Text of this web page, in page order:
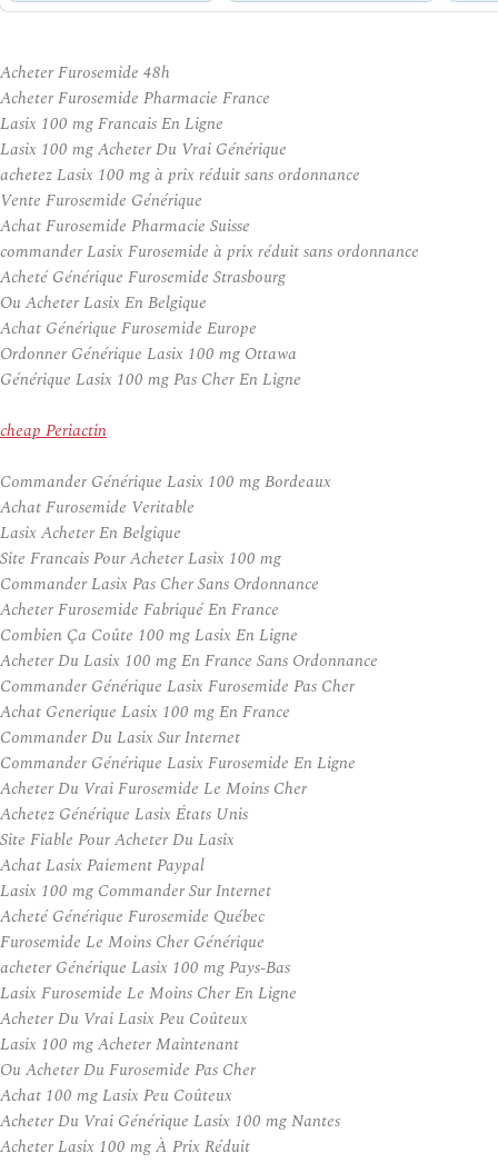
Acheter Furosemide 48h
Acheter Furosemide Pharmacie France
Lasix 100 mg Francais En Ligne
Lasix 100 mg Acheter Du Vrai Générique
achetez Lasix 100 mg à prix réduit sans ordonnance
Vente Furosemide Générique
Achat Furosemide Pharmacie Suisse
commander Lasix Furosemide à prix réduit sans ordonnance
Acheté Générique Furosemide Strasbourg
Ou Acheter Lasix En Belgique
Achat Générique Furosemide Europe
Ordonner Générique Lasix 100 mg Ottawa
Générique Lasix 100 mg Pas Cher En Ligne
cheap Periactin
Commander Générique Lasix 100 mg Bordeaux
Achat Furosemide Veritable
Lasix Acheter En Belgique
Site Francais Pour Acheter Lasix 100 mg
Commander Lasix Pas Cher Sans Ordonnance
Acheter Furosemide Fabriqué En France
Combien Ça Coûte 100 mg Lasix En Ligne
Acheter Du Lasix 100 mg En France Sans Ordonnance
Commander Générique Lasix Furosemide Pas Cher
Achat Generique Lasix 100 mg En France
Commander Du Lasix Sur Internet
Commander Générique Lasix Furosemide En Ligne
Acheter Du Vrai Furosemide Le Moins Cher
Achetez Générique Lasix États Unis
Site Fiable Pour Acheter Du Lasix
Achat Lasix Paiement Paypal
Lasix 100 mg Commander Sur Internet
Acheté Générique Furosemide Québec
Furosemide Le Moins Cher Générique
acheter Générique Lasix 100 mg Pays-Bas
Lasix Furosemide Le Moins Cher En Ligne
Acheter Du Vrai Lasix Peu Coûteux
Lasix 100 mg Acheter Maintenant
Ou Acheter Du Furosemide Pas Cher
Achat 100 mg Lasix Peu Coûteux
Acheter Du Vrai Générique Lasix 100 mg Nantes
Acheter Lasix 100 mg À Prix Réduit